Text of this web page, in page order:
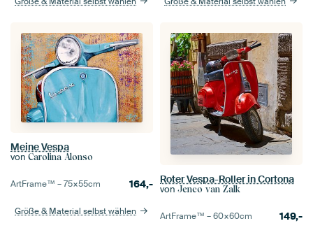
Meine Vespa
von Carolina Alonso
ArtFrame™ –75×55cm 164,-
Größe & Material selbst wählen
Roter Vespa-Roller in Cortona
von Jenco van Zalk
ArtFrame™ –60×60cm 149,-